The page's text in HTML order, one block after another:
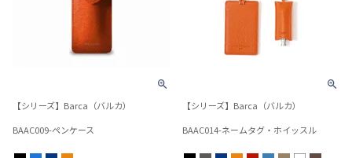
【シリーズ】Barca（バルカ）
BAAC009-ペンケース
【シリーズ】Barca（バルカ）
BAAC014-ネームタグ・ホイッスル